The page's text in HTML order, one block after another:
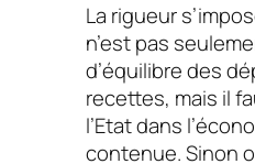
La rigueur
n’est pas
d’équilibre des
recettes, mais il
l’Etat dans
contenue. Sinon